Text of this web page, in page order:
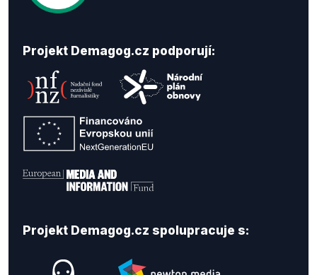
Projekt Demagog.cz podporují:
Projekt Demagog.cz spolupracuje s: